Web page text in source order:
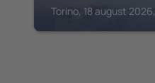
Torino, 18 august